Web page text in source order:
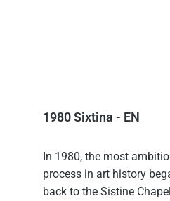
1980 Sixtina - EN
In 1980, the most
process in art history
back to the Sistine